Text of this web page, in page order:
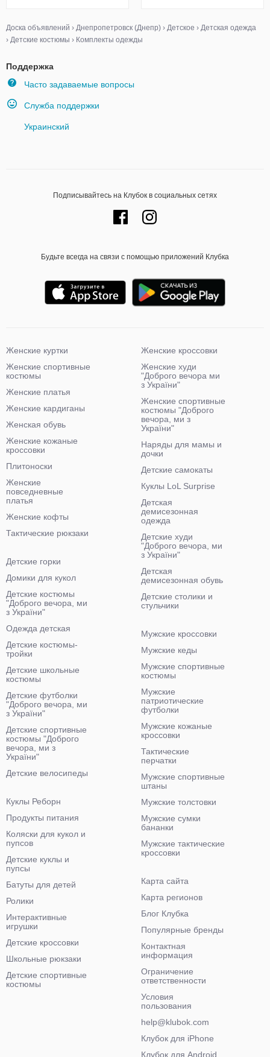
Доска объявлений › Днепропетровск (Днепр) › Детское › Детская одежда
› Детские костюмы › Комплекты одежды
Поддержка
Часто задаваемые вопросы
Служба поддержки
Украинский
Подписывайтесь на Клубок в социальных сетях
Будьте всегда на связи с помощью приложений Клубка
Женские куртки
Женские спортивные
костюмы
Женские платья
Женские кардиганы
Женская обувь
Женские кожаные
кроссовки
Плитоноски
Женские
повседневные
платья
Женские кофты
Тактические рюкзаки
Женские кроссовки
Женские худи
"Доброго вечора ми
з України"
Женские спортивные
костюмы "Доброго
вечора, ми з
України"
Наряды для мамы и
дочки
Детские самокаты
Куклы LoL Surprise
Детская
демисезонная
одежда
Детские худи
"Доброго вечора, ми
з України"
Детская
демисезонная обувь
Детские столики и
стульчики
Детские горки
Домики для кукол
Детские костюмы
"Доброго вечора, ми
з України"
Одежда детская
Детские костюмы-
тройки
Детские школьные
костюмы
Детские футболки
"Доброго вечора, ми
з України"
Детские спортивные
костюмы "Доброго
вечора, ми з
України"
Детские велосипеды
Мужские кроссовки
Мужские кеды
Мужские спортивные
костюмы
Мужские
патриотические
футболки
Мужские кожаные
кроссовки
Тактические
перчатки
Мужские спортивные
штаны
Мужские толстовки
Мужские сумки
бананки
Мужские тактические
кроссовки
Куклы Реборн
Продукты питания
Коляски для кукол и
пупсов
Детские куклы и
пупсы
Батуты для детей
Ролики
Интерактивные
игрушки
Детские кроссовки
Школьные рюкзаки
Детские спортивные
костюмы
Карта сайта
Карта регионов
Блог Клубка
Популярные бренды
Контактная
информация
Ограничение
ответственности
Условия
пользования
help@klubok.com
Клубок для iPhone
Клубок для Android